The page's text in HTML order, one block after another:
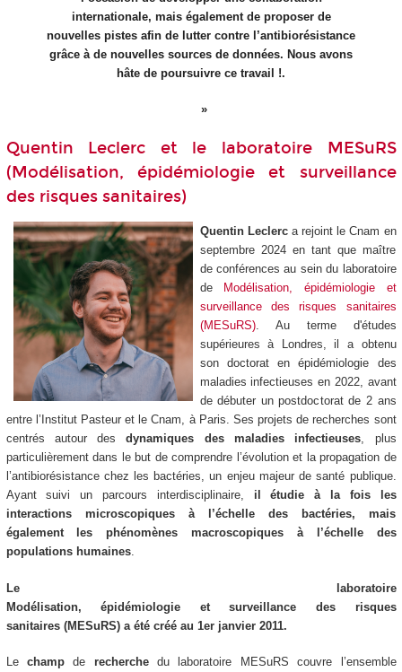
internationale, mais également de proposer de
nouvelles pistes afin de lutter contre l’antibiorésistance
grâce à de nouvelles sources de données. Nous avons
hâte de poursuivre ce travail !.
Quentin Leclerc et le laboratoire MESuRS
(Modélisation, épidémiologie et surveillance
des risques sanitaires)
Quentin Leclerca rejoint le Cnam en
septembre 2024 en tant que maître
de conférences au sein du laboratoire
de
Modélisation, épidémiologie et
surveillance des risques sanitaires
(MESuRS). Au terme d'études
supérieures à Londres, il a obtenu
son doctorat en épidémiologie des
maladies infectieuses en 2022, avant
de débuter un postdoctorat de 2 ans
entre l’Institut Pasteur et le Cnam, à Paris. Ses projets de recherches sont
centrés autour desdynamiques des maladies infectieuses, plus
particulièrement dans le but de comprendre l’évolution et la propagation de
l’antibiorésistance chez les bactéries, un enjeu majeur de santé publique.
Ayant suivi un parcours interdisciplinaire, il étudie à la fois les
interactions microscopiques à l’échelle des bactéries, mais
également les phénomènes macroscopiques à l’échelle des
populations humaines.
Le laboratoire
Modélisation, épidémiologie et surveillance des risques
sanitaires (MESuRS) a été créé au 1er janvier 2011.
Le champde recherche du laboratoire MESuRS couvre l’ensemble